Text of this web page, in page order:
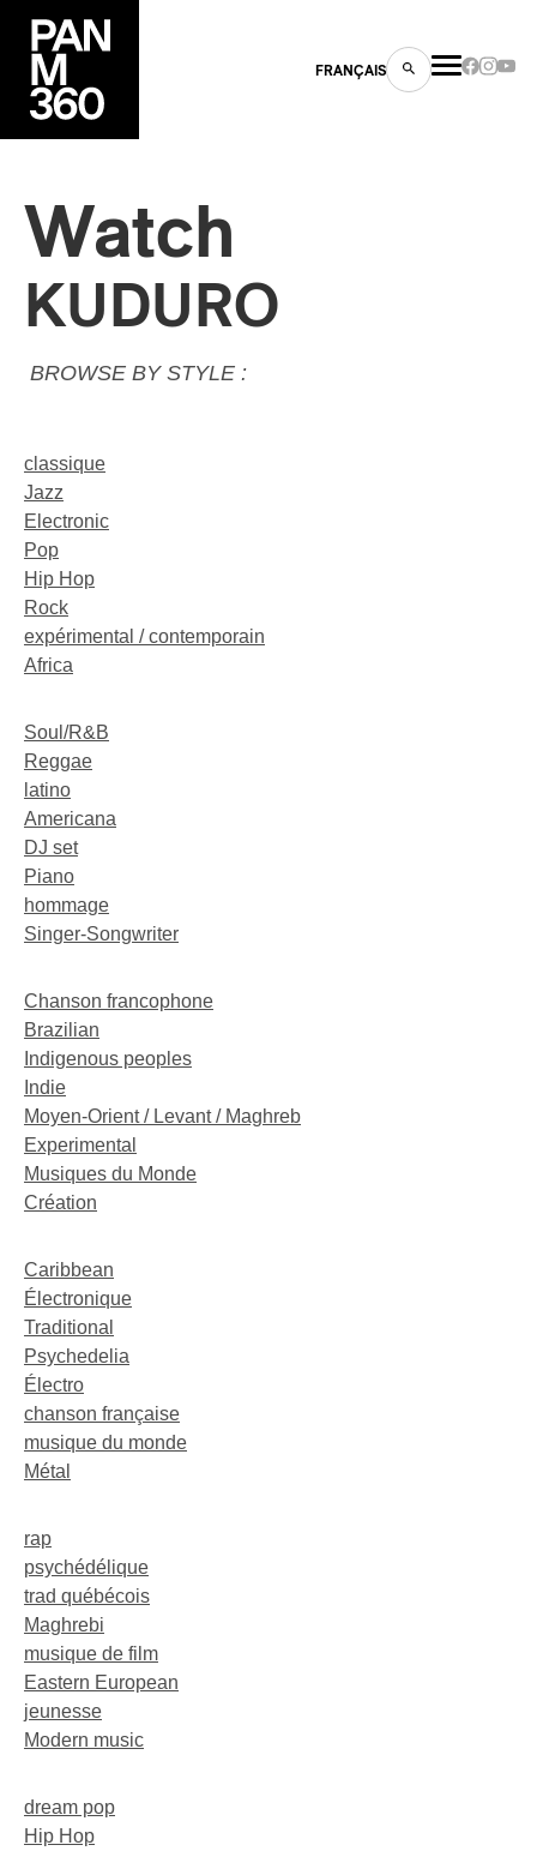
FRANÇAIS
Watch
KUDURO
BROWSE BY STYLE :
classique
Jazz
Electronic
Pop
Hip Hop
Rock
expérimental / contemporain
Africa
Soul/R&B
Reggae
latino
Americana
DJ set
Piano
hommage
Singer-Songwriter
Chanson francophone
Brazilian
Indigenous peoples
Indie
Moyen-Orient / Levant / Maghreb
Experimental
Musiques du Monde
Création
Caribbean
Électronique
Traditional
Psychedelia
Électro
chanson française
musique du monde
Métal
rap
psychédélique
trad québécois
Maghrebi
musique de film
Eastern European
jeunesse
Modern music
dream pop
Hip Hop